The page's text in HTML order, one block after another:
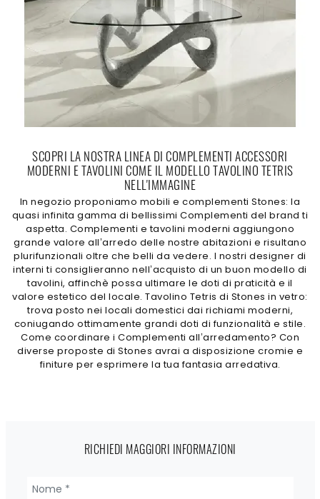
SCOPRI LA NOSTRA LINEA DI COMPLEMENTI ACCESSORI
MODERNI E TAVOLINI COME IL MODELLO TAVOLINO TETRIS
NELL'IMMAGINE
In negozio proponiamo mobili e complementi Stones: la
quasi infinita gamma di bellissimi Complementi del brand ti
aspetta. Complementi e tavolini moderni aggiungono
grande valore all’arredo delle nostre abitazioni e risultano
plurifunzionali oltre che belli da vedere. I nostri designer di
interni ti consiglieranno nell’acquisto di un buon modello di
tavolini, affinchè possa ultimare le doti di praticità e il
valore estetico del locale. Tavolino Tetris di Stones in vetro:
trova posto nei locali domestici dai richiami moderni,
coniugando ottimamente grandi doti di funzionalità e stile.
Come coordinare i Complementi all’arredamento? Con
diverse proposte di Stones avrai a disposizione cromie e
finiture per esprimere la tua fantasia arredativa.
RICHIEDI MAGGIORI INFORMAZIONI